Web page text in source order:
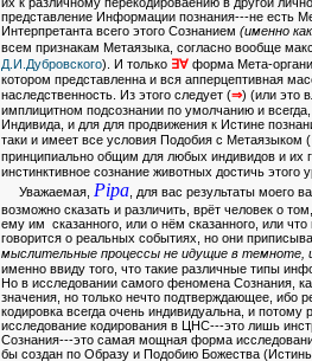
представление Информации познания---не есть
Интерпретанта всего этого Сознанием (именно
всем признакам Метаязыка, согласно вообще
Д.И.Дубровского). И только ∃∀форма Мета-
котором представленна и вся апперцептивная
наследственность. Из этого следует (⇒) (или это
имплицитном подсознании по умолчанию и
Индивида, и для для продвижения к Истине
таки и имеет все условия Подобия с Метаязыком (
принципиально общим для любых индивидов и их
инстинктивное сознание животных достичь этого
Уважаемая, Pipa, для вас результаты моего
возможно сказать и различить, врёт человек о
ему им сказанного, или о нём сказанного, или
говорится о реальных событиях, но они
мыслительные процессы не идущие в темноте,
именно ввиду того, что такие различные типы
Но в исследовании самого феномена Сознания,
значения, но только нечто подтверждающее,
кодировка всегда очень индивидуальна, и
исследование кодирования в ЦНС---это лишь
Сознания---это самая мощная форма
бы создан по Образу и Подобию Божества